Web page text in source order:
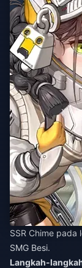
SSR Chime
SMG Besi.
Langkah-